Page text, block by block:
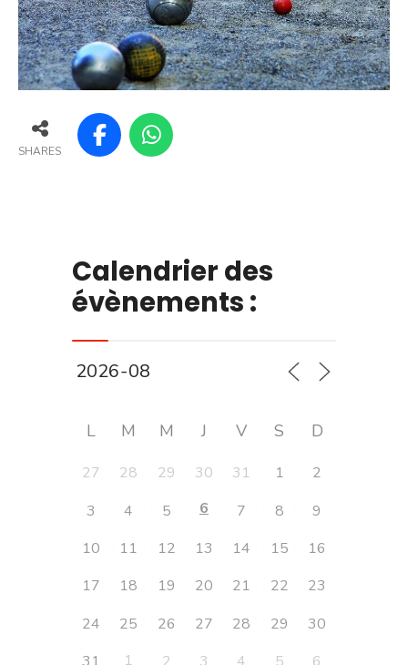
SHARES
Calendrier des
évènements :
L M M J V S D
27 28 29 30 31 1
2
3
4 5 6 7 8
9
10
11 12 13 14 15
16
17
18 19 20 21 22
23
24
25 26 27 28 29
30
1